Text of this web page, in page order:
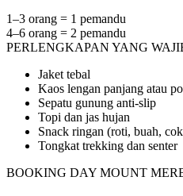
1–3 orang = 1 pemandu
4–6 orang = 2 pemandu
PERLENGKAPAN YANG
Jaket tebal
Kaos lengan panjang atau
Sepatu gunung anti-slip
Topi dan jas hujan
Snack ringan (roti, buah,
Tongkat trekking dan senter
BOOKING DAY MOUNT